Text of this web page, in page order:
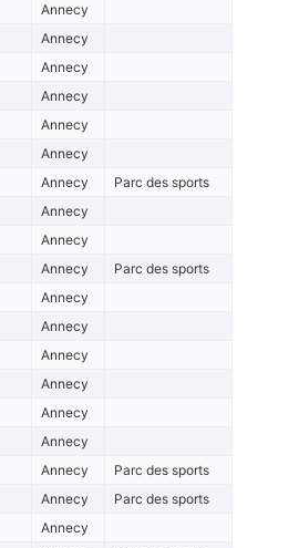
Annecy
Annecy
Annecy
Annecy
Annecy
Annecy
Annecy
Parc des sports
Annecy
Annecy
Annecy
Parc des sports
Annecy
Annecy
Annecy
Annecy
Annecy
Annecy
Annecy
Parc des sports
Annecy
Parc des sports
Annecy